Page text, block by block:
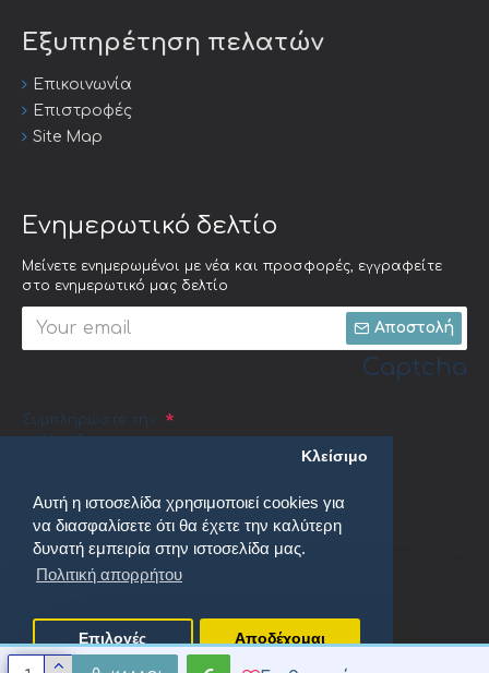
Αυτή η ιστοσελίδα χρησιμοποιεί cookies για
να διασφαλίσετε ότι θα έχετε την καλύτερη
δυνατή εμπειρία στην ιστοσελίδα μας.
Πολιτική απορρήτου
Κλείσιμο
Επιλογές Αποδέχομαι
Εξυπηρέτηση πελατών
Επικοινωνία
Επιστροφές
Site Map
Ενημερωτικό δελτίο
Μείνετε ενημερωμένοι με νέα και προσφορές, εγγραφείτε
στο ενημερωτικό μας δελτίο
Αποστολή
Captcha
Συμπληρώστε την
ακόλουθη
Πολιτική απορρήτου